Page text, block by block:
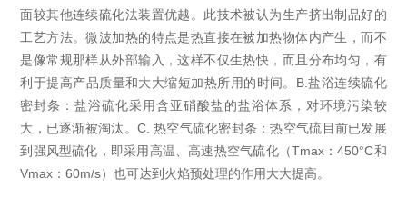
面较其他连续硫化法装置优越。此技术被认为生产挤出制品好的
工艺方法。微波加热的特点是热直接在被加热物体内产生，而不
是像常规那样从外部输入，这样不仅生热快，而且分布均匀，有
利于提高产品质量和大大缩短加热所用的时间。B.盐浴连续硫化
密封条：盐浴硫化采用含亚硝酸盐的盐浴体系，对环境污染较
大，已逐渐被淘汰。C. 热空气硫化密封条：热空气硫目前已发展
到强风型硫化，即采用高温、高速热空气硫化（Tmax：450°C和
Vmax：60m/s）也可达到火焰预处理的作用大大提高。